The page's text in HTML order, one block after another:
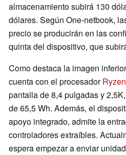
almacenamiento subirá 130
dólares. Según One-netbook,
precio se producirán en las
quinta del dispositivo, que
Como destaca la imagen
cuenta con el procesador
pantalla de 8,4 pulgadas y
de 65,5 Wh. Además, el
apoyo integrado, admite la
controladores extraíbles.
espera empezar a enviar